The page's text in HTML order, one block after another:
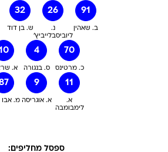
32
ש. בן דוד
26
נ.
ליוביסבלייביץ'
91
ב. שאהין
א.
4
ס. בנגורה
70
כ. מרטינס
מ. אבו
9
א. אוגריסה
11
א.
לימבומבה
ספסל מחליפים: